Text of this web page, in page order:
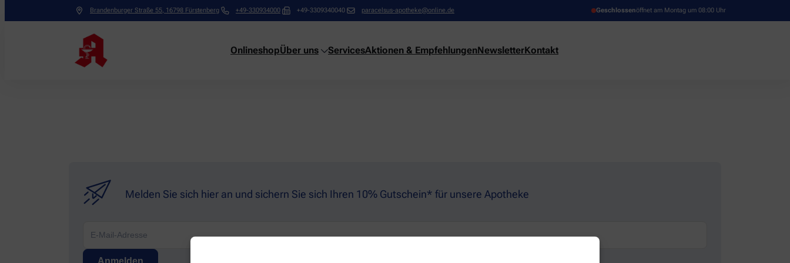
Brandenburger Straße 55, 16798 Fürstenberg +49-330934000 +49-3309340040 paracelsus-apotheke@online.de Geschlossenöffnet am Montag um 08:00 Uhr
OnlineshopÜber uns ServicesAktionen & EmpfehlungenNewsletterKontakt
Melden Sie sich hier an und sichern Sie sich Ihren 10% Gutschein* für unsere Apotheke